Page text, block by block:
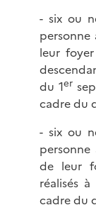
- six ou
personne
leur
du 1er
cadre du
- six ou
de leur
réalisés
cadre du